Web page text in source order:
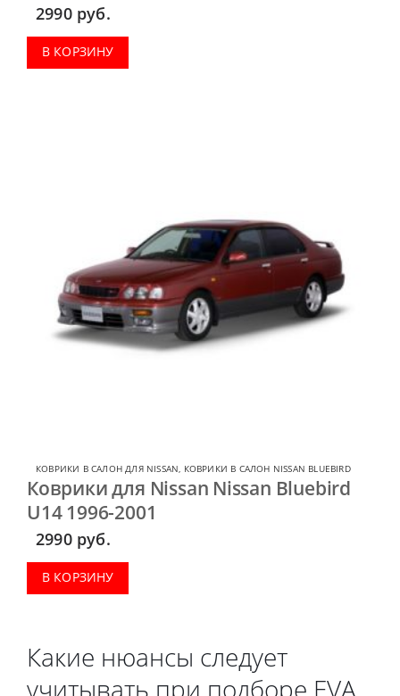
2990 руб.
В КОРЗИНУ
КОВРИКИ В САЛОН ДЛЯ NISSAN, КОВРИКИ В САЛОН NISSAN BLUEBIRD
Коврики для Nissan Nissan Bluebird
U14 1996-2001
2990 руб.
В КОРЗИНУ
Какие нюансы следует
учитывать при подборе EVA